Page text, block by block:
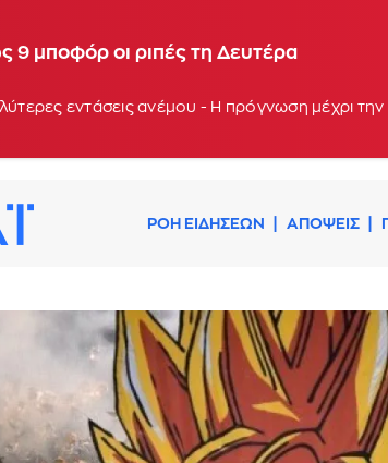
9 μποφόρ οι ριπές τη Δευτέρα
εντάσεις ανέμου - Η πρόγνωση μέχρι την
ΡΟΗ ΕΙΔΗΣΕΩΝ ΑΠΟΨΕΙΣ